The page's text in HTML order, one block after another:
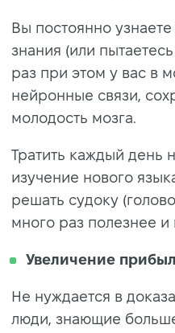
Вы постоянно
знания (или
раз при этом у вас в
нейронные связи,
молодость мозга.
Тратить каждый день
изучение нового
решать судоку
много раз полезнее и
Увеличение
Не нуждается в
люди, знающие